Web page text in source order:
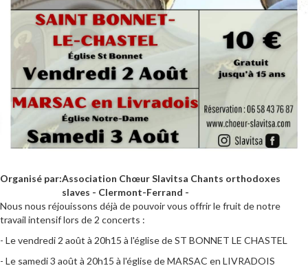
Organisé par:Association Chœur Slavitsa Chants orthodoxes
slaves - Clermont-Ferrand -
Nous nous réjouissons déjà de pouvoir vous offrir le fruit de notre
travail intensif lors de 2 concerts :
- Le vendredi 2 août à 20h15 à l'église de ST BONNET LE CHASTEL
- Le samedi 3 août à 20h15 à l'église de MARSAC en LIVRADOIS